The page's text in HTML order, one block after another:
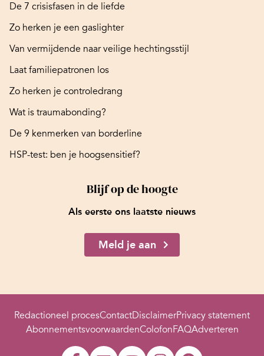
De 7 crisisfasen in de liefde
Zo herken je een gaslighter
Van vermijdende naar veilige hechtingsstijl
Laat familiepatronen los
Zo herken je controledrang
Wat is traumabonding?
De 9 kenmerken van borderline
HSP-test: ben je hoogsensitief?
Blijf op de hoogte
Als eerste ons laatste nieuws
Meld je aan
Redactioneel procesContactDisclaimerPrivacy statement
AbonnementsvoorwaardenColofonFAQAdverteren